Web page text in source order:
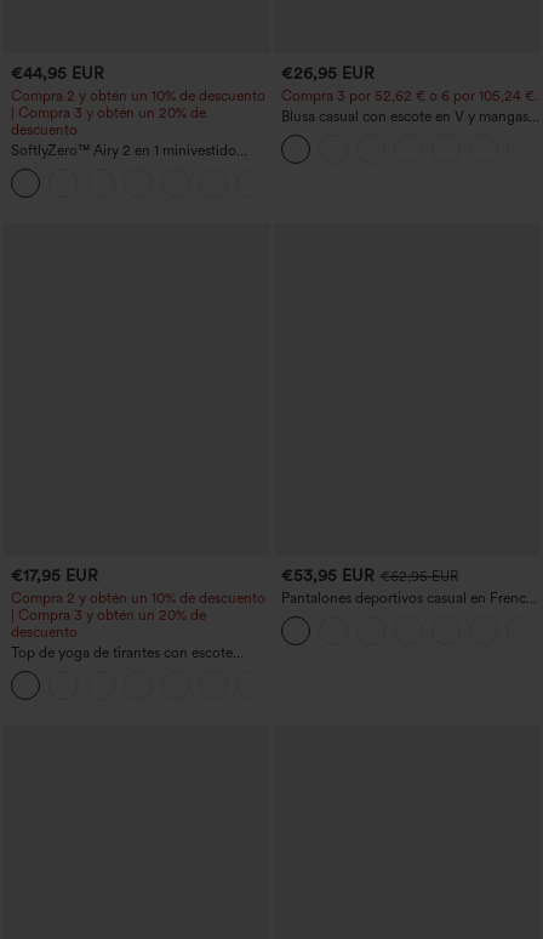
€44,95 EUR
Compra 2 y obtén un 10% de descuento
| Compra 3 y obtén un 20% de
descuento
SoftlyZero™ Airy 2 en 1 minivestido
activo de baile con bolsillos — Edición
Easy Peezy — largo extra
€26,95 EUR
Compra 3 por 52,62 € o 6 por 105,24 €.
Blusa casual con escote en V y mangas
cortas abullonadas
€17,95 EUR
Compra 2 y obtén un 10% de descuento
| Compra 3 y obtén un 20% de
descuento
Top de yoga de tirantes con escote
redondo, fruncido y tacto fresco -
UPF50+
€53,95 EUR €62,95 EUR
Pantalones deportivos casual en French
terry con estampado denim, tiro medio,
estilo jeans y bolsillos